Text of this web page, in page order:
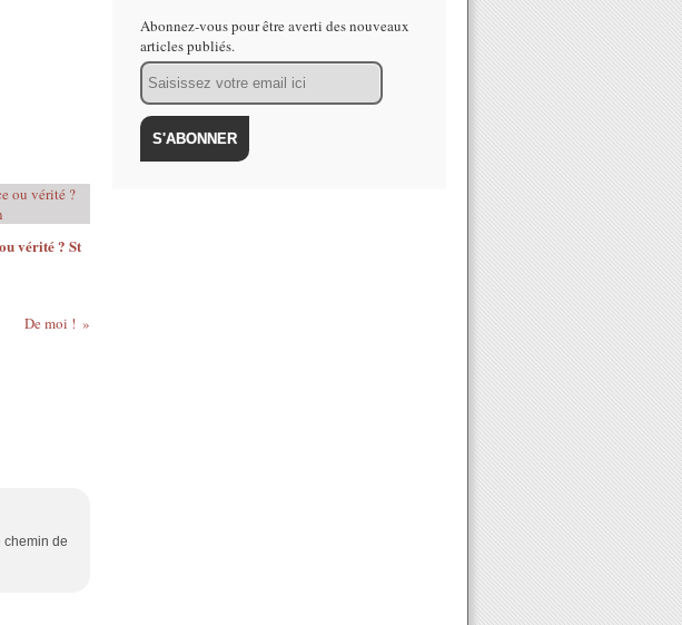
vérité ? St
De moi !
chemin de
Abonnez-vous pour être averti des nouveaux
articles publiés.
Email